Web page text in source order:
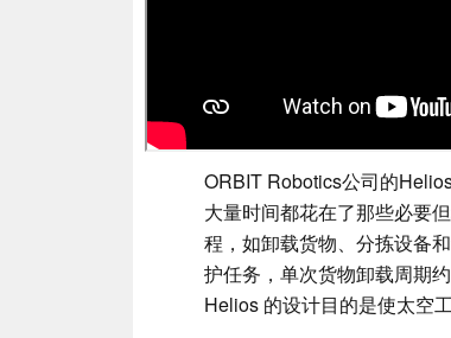
ORBIT Robotics公司的
大量时间都花在了那些必要
程，如卸载货物、分拣设备
护任务，单次货物卸载周期
Helios 的设计目的是使太空